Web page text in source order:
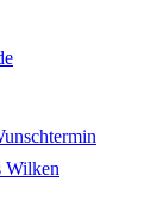
Wilken